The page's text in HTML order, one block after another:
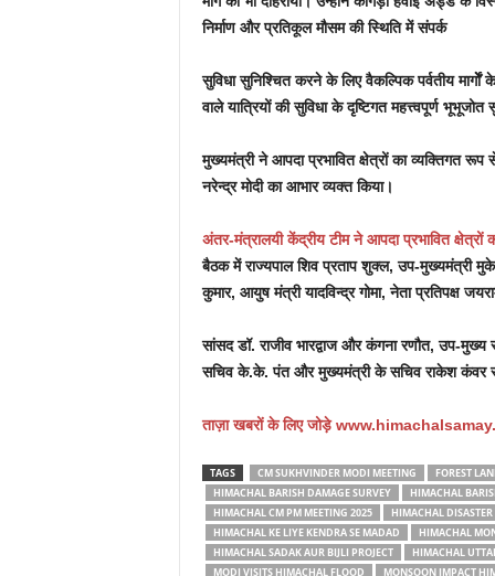
निर्माण और प्रतिकूल मौसम की स्थिति में संपर्क
सुविधा सुनिश्चित करने के लिए वैकल्पिक पर्वतीय
वाले यात्रियों की सुविधा के दृष्टिगत महत्त्वपूर्ण
मुख्यमंत्री ने आपदा प्रभावित क्षेत्रों का व्यक्तिगत
नरेन्द्र मोदी का आभार व्यक्त किया।
अंतर-मंत्रालयी केंद्रीय टीम ने आपदा प्रभावित क्षेत्रों
बैठक में राज्यपाल शिव प्रताप शुक्ल, उप-मुख्यमंत्री
कुमार, आयुष मंत्री यादविन्द्र गोमा, नेता प्रतिपक्ष
सांसद डॉ. राजीव भारद्वाज और कंगना रणौत, उप-
सचिव के.के. पंत और मुख्यमंत्री के सचिव राकेश कंवर
ताज़ा खबरों के लिए जोड़े
TAGS CM SUKHVINDER MODI MEETING
FOREST
HIMACHAL BARISH DAMAGE SURVEY
HIMACHAL
HIMACHAL CM PM MEETING 2025
HIMACHAL
HIMACHAL KE LIYE KENDRA SE MADAD
HIMACHAL
HIMACHAL SADAK AUR BIJLI PROJECT
HIMACHAL
MODI VISITS HIMACHAL FLOOD
MONSOON IMPACT